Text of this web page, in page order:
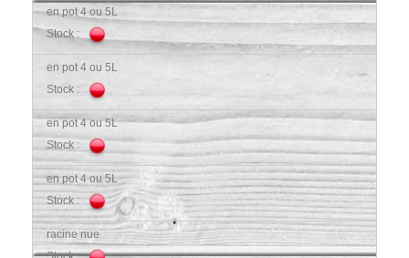
en pot 4 ou 5L
Stock :
en pot 4 ou 5L
Stock :
en pot 4 ou 5L
Stock :
en pot 4 ou 5L
Stock :
racine nue